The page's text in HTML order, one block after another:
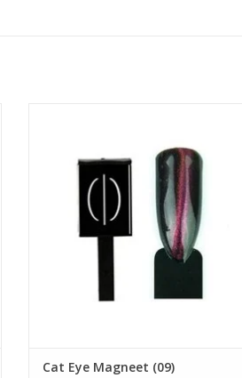
Met deze speciale Cat Eye Magneet maak
je gemakkelijk een heel mooi effect.
Gebruik:
- Breng eerst de basegel aan en laat deze
uitharden.
- Daarna de Cat Eye color aanbrengen en
Cat Eye Magneet (09)